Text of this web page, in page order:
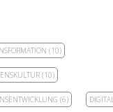
(10)
(10)
(6)